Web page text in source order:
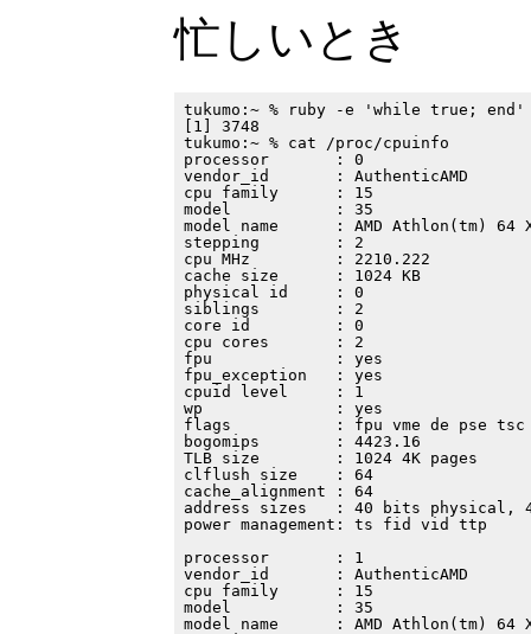
忙しいとき
tukumo:~ % ruby -e 'while true; end'
[1] 3748
tukumo:~ % cat /proc/cpuinfo
processor       : 0
vendor_id       : AuthenticAMD
cpu family      : 15
model           : 35
model name      : AMD Athlon(tm) 64
stepping        : 2
cpu MHz         : 2210.222
cache size      : 1024 KB
physical id     : 0
siblings        : 2
core id         : 0
cpu cores       : 2
fpu             : yes
fpu_exception   : yes
cpuid level     : 1
wp              : yes
flags           : fpu vme de pse tsc
bogomips        : 4423.16
TLB size        : 1024 4K pages
clflush size    : 64
cache_alignment : 64
address sizes   : 40 bits physical,
power management: ts fid vid ttp
processor       : 1
vendor_id       : AuthenticAMD
cpu family      : 15
model           : 35
model name      : AMD Athlon(tm) 64